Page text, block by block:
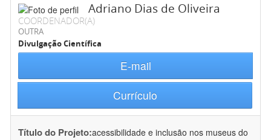
Adriano Dias de Oliveira
COORDENADOR(A)
OUTRA
Divulgação Científica
E-mail
Currículo
Título do Projeto:acessibilidade e inclusão nos museus do